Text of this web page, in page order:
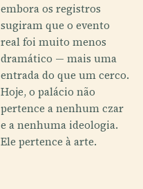
embora os registros
sugiram que o evento
real foi muito menos
dramático — mais uma
entrada do que um cerco.
Hoje, o palácio não
pertence a nenhum czar
e a nenhuma ideologia.
Ele pertence à arte.